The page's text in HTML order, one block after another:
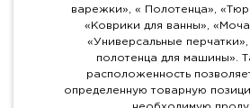
варежки», « Полотенца»,
«Коврики для ванны»,
«Универсальные
полотенца для машины».
расположенность
определенную товарную